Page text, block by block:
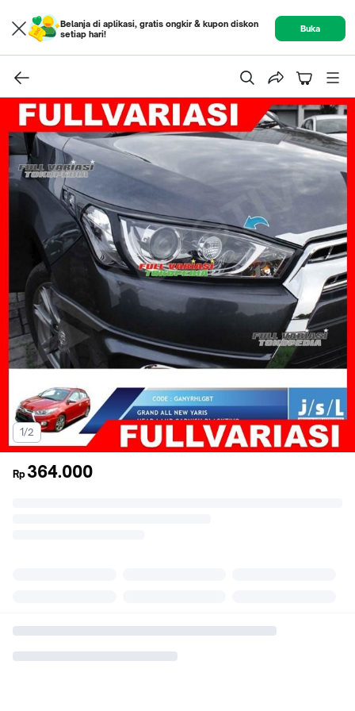
Belanja di aplikasi, gratis ongkir & kupon diskon
setiap hari!
Buka
1/2
Rp 364.000